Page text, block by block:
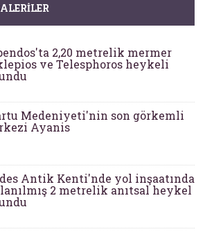
2,20 metrelik mermer
ve Telesphoros heykeli
Medeniyeti'nin son görkemli
Ayanis
Antik Kenti'nde yol inşaatında
2 metrelik anıtsal heykel